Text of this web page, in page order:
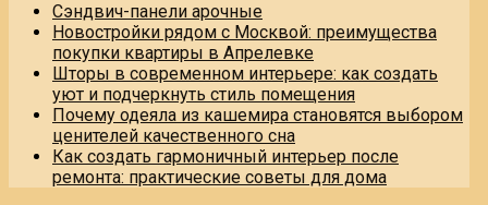
Сэндвич-панели арочные
Новостройки рядом с Москвой: преимущества
покупки квартиры в Апрелевке
Шторы в современном интерьере: как создать
уют и подчеркнуть стиль помещения
Почему одеяла из кашемира становятся выбором
ценителей качественного сна
Как создать гармоничный интерьер после
ремонта: практические советы для дома